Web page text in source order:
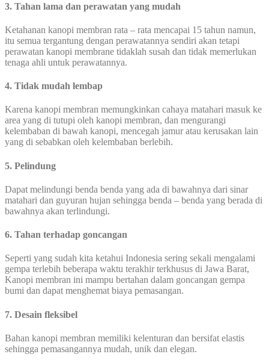
3. Tahan lama dan perawatan yang mudah
Ketahanan kanopi membran rata – rata mencapai 15 tahun namun,
itu semua tergantung dengan perawatannya sendiri akan tetapi
perawatan kanopi membrane tidaklah susah dan tidak memerlukan
tenaga ahli untuk perawatannya.
4. Tidak mudah lembap
Karena kanopi membran memungkinkan cahaya matahari masuk ke
area yang di tutupi oleh kanopi membran, dan mengurangi
kelembaban di bawah kanopi, mencegah jamur atau kerusakan lain
yang di sebabkan oleh kelembaban berlebih.
5. Pelindung
Dapat melindungi benda benda yang ada di bawahnya dari sinar
matahari dan guyuran hujan sehingga benda – benda yang berada di
bawahnya akan terlindungi.
6. Tahan terhadap goncangan
Seperti yang sudah kita ketahui Indonesia sering sekali mengalami
gempa terlebih beberapa waktu terakhir terkhusus di Jawa Barat,
Kanopi membran ini mampu bertahan dalam goncangan gempa
bumi dan dapat menghemat biaya pemasangan.
7. Desain fleksibel
Bahan kanopi membran memiliki kelenturan dan bersifat elastis
sehingga pemasangannya mudah, unik dan elegan.